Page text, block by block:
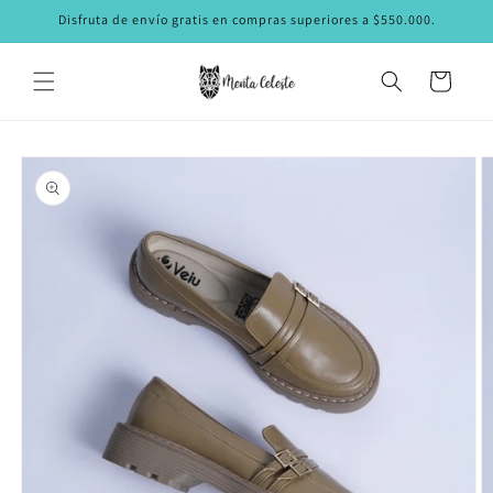
directamente
al contenido
Disfruta de envío gratis en compras superiores a $550.000.
Carrito
directamente
a la
información